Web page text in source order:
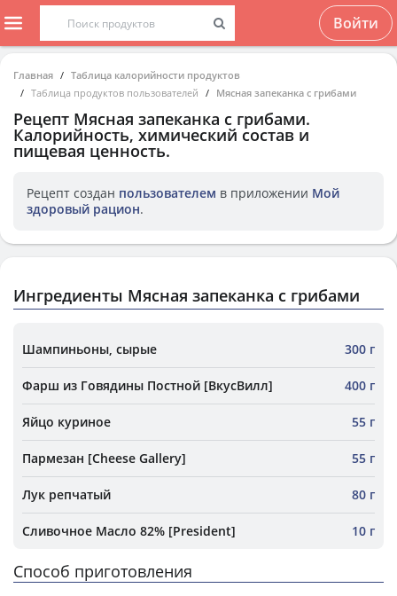
Войти
Главная
Таблица калорийности продуктов
Таблица продуктов пользователей
Мясная запеканка с грибами
Рецепт Мясная запеканка с грибами.
Калорийность, химический состав и
пищевая ценность.
Рецепт создан пользователем в приложении Мой
здоровый рацион.
Ингредиенты Мясная запеканка с грибами
Шампиньоны, сырые 300 г
Фарш из Говядины Постной [ВкусВилл] 400 г
Яйцо куриное 55 г
Пармезан [Cheese Gallery] 55 г
Лук репчатый 80 г
Сливочное Масло 82% [President] 10 г
Способ приготовления